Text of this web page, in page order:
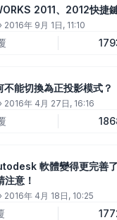
2011、2012快捷
2016年 9月 1日, 11:10
能切換為正投影模式？
2016年 4月 27日, 16:16
軟體變得更完善
意！
2016年 4月 18日, 10:25